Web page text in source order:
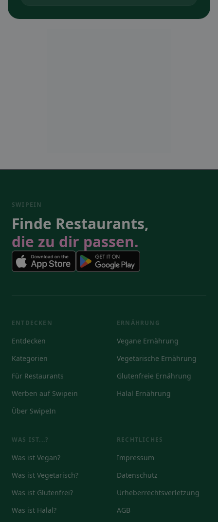
SWIPEIN
Finde Restaurants,
die zu dir passen.
ENTDECKEN
Entdecken
Kategorien
Für Restaurants
Werben auf Swipein
Über SwipeIn
ERNÄHRUNG
Vegane Ernährung
Vegetarische Ernährung
Glutenfreie Ernährung
Halal Ernährung
WAS IST...?
Was ist Vegan?
Was ist Vegetarisch?
Was ist Glutenfrei?
Was ist Halal?
RECHTLICHES
Impressum
Datenschutz
Urheberrechtsverletzung
AGB